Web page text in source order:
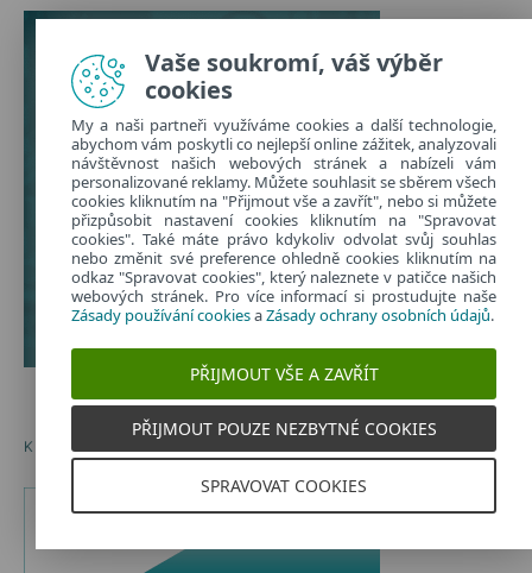
KONVERZAČNÍ KARTY PRO DĚTI A RODIČE
Vaše soukromí, váš výběr
cookies
My a naši partneři využíváme cookies a další technologie,
abychom vám poskytli co nejlepší online zážitek, analyzovali
návštěvnost našich webových stránek a nabízeli vám
personalizované reklamy. Můžete souhlasit se sběrem všech
cookies kliknutím na "Přijmout vše a zavřít", nebo si můžete
přizpůsobit nastavení cookies kliknutím na "Spravovat
cookies". Také máte právo kdykoliv odvolat svůj souhlas
nebo změnit své preference ohledně cookies kliknutím na
odkaz "Spravovat cookies", který naleznete v patičce našich
webových stránek. Pro více informací si prostudujte naše
Zásady používání cookiesaZásady ochrany osobních údajů.
PŘIJMOUT VŠE A ZAVŘÍT
PŘIJMOUT POUZE NEZBYTNÉ COOKIES
SPRAVOVAT COOKIES